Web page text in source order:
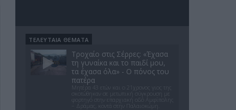
ΤΕΛΕΥΤΑΙΑ ΘΕΜΑΤΑ
Τροχαίο στις Σέρρες: «Έχασα
τη γυναίκα και το παιδί μου,
τα έχασα όλα» - Ο πόνος του
πατέρα
Μητέρα 43 ετών και ο 21χρονος γιος της
σκοτώθηκαν σε μετωπική σύγκρουση με
φορτηγό στην επαρχιακή οδό Αμφίπολης
– Δράμας, κοντά στην Παλαιοκώμη.